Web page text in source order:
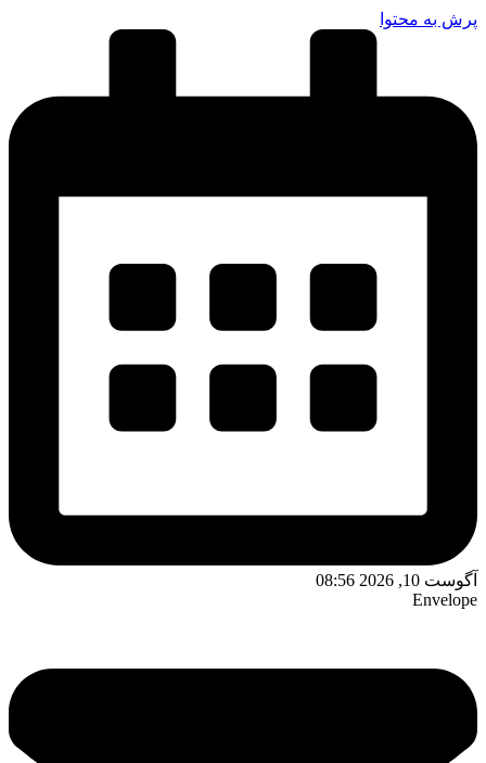
پرش به محتوا
آگوست 10, 2026 08:56
Envelope